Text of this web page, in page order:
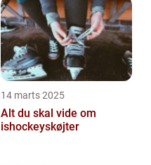
14 marts 2025
Alt du skal vide om
ishockeyskøjter